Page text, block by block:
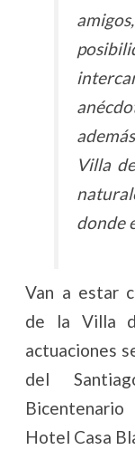
Villa
donde
Van a estar
de la Villa
actuaciones
del
Hotel Casa